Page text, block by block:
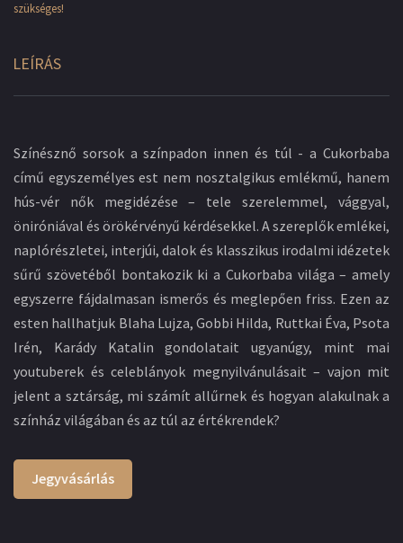
szükséges!
LEÍRÁS
Színésznő sorsok a színpadon innen és túl - a Cukorbaba
című egyszemélyes est nem nosztalgikus emlékmű, hanem
hús-vér nők megidézése – tele szerelemmel, vággyal,
öniróniával és örökérvényű kérdésekkel. A szereplők emlékei,
naplórészletei, interjúi, dalok és klasszikus irodalmi idézetek
sűrű szövetéből bontakozik ki a Cukorbaba világa – amely
egyszerre fájdalmasan ismerős és meglepően friss. Ezen az
esten hallhatjuk Blaha Lujza, Gobbi Hilda, Ruttkai Éva, Psota
Irén, Karády Katalin gondolatait ugyanúgy, mint mai
youtuberek és celeblányok megnyilvánulásait – vajon mit
jelent a sztárság, mi számít allűrnek és hogyan alakulnak a
színház világában és az túl az értékrendek?
Jegyvásárlás